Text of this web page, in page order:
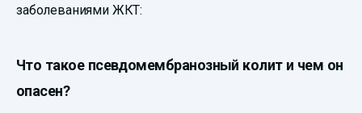
заболеваниями ЖКТ:
Что такое псевдомембранозный колит и чем он
опасен?